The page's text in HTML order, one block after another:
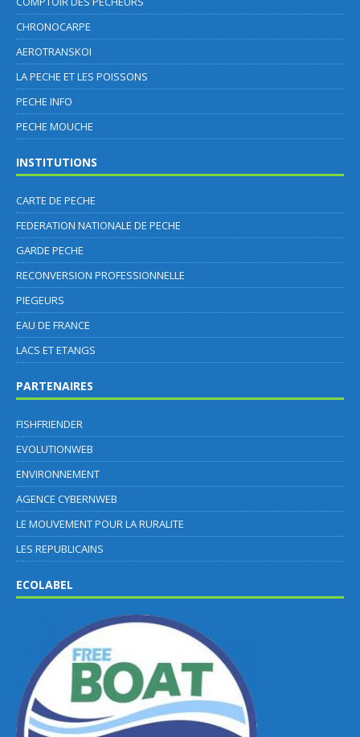
CHRONOCARPE
AEROTRANSKOI
LA PECHE ET LES POISSONS
PECHE INFO
PECHE MOUCHE
INSTITUTIONS
CARTE DE PECHE
FEDERATION NATIONALE DE PECHE
GARDE PECHE
RECONVERSION PROFESSIONNELLE
PIEGEURS
EAU DE FRANCE
LACS ET ETANGS
PARTENAIRES
FISHFRIENDER
EVOLUTIONWEB
ENVIRONNEMENT
AGENCE CYBERNWEB
LE MOUVEMENT POUR LA RURALITE
LES REPUBLICAINS
ECOLABEL